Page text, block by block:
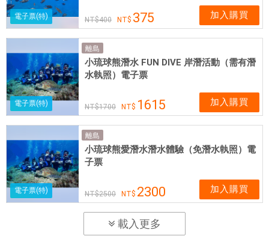
電子票(特) 400 375 加入購買
電子票(特)
離島
小琉球熊潛水 FUN DIVE 岸潛活動（需有潛
水執照）電子票
1700 1615 加入購買
電子票(特)
離島
小琉球熊愛潛水潛水體驗（免潛水執照）電
子票
2500 2300 加入購買
載入更多